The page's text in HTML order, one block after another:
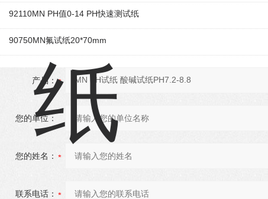
92110MN PH值0-14 PH快速测试纸
90750MN氟试纸20*70mm
产品：
您的单位：
您的姓名：
联系电话：